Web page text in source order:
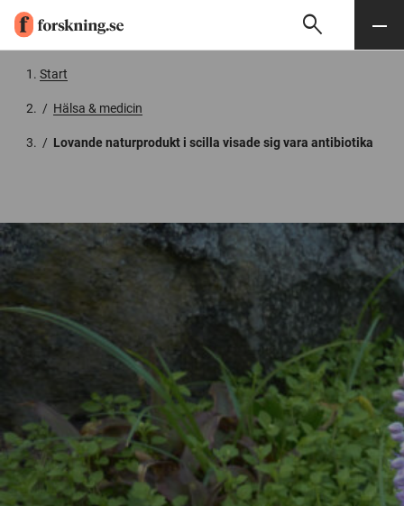
Söksearch Meny
Start
/ Hälsa & medicin
/ Lovande naturprodukt i scilla visade sig vara antibiotika